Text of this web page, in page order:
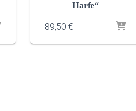
Harfe“
89,50 €